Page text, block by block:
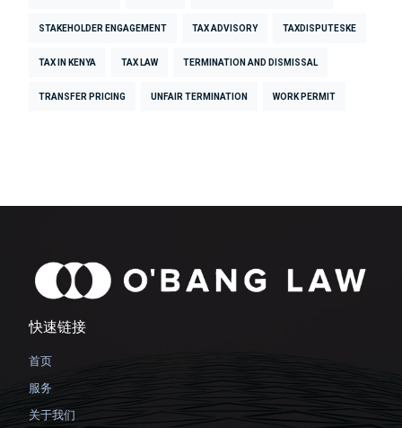
STAKEHOLDER ENGAGEMENT TAX ADVISORY TAXDISPUTESKE
TAX IN KENYA TAX LAW TERMINATION AND DISMISSAL
TRANSFER PRICING UNFAIR TERMINATION WORK PERMIT
快速链接
首页
服务
关于我们